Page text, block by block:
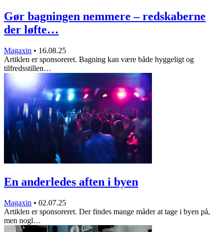
Gør bagningen nemmere – redskaberne
der løfte…
Magaxin • 16.08.25
Artiklen er sponsoreret. Bagning kan være både hyggeligt og
tilfredsstillen…
En anderledes aften i byen
Magaxin • 02.07.25
Artiklen er sponsoreret. Der findes mange måder at tage i byen på,
men nogl…